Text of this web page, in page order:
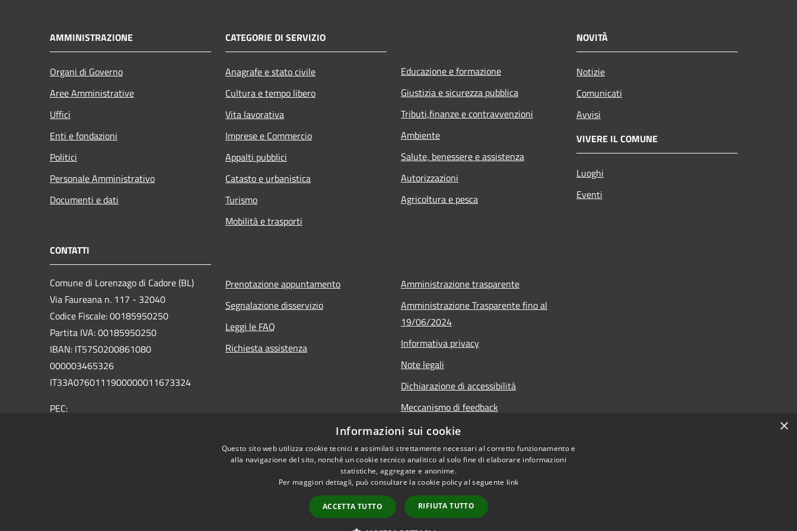
AMMINISTRAZIONE
Organi di Governo
Aree Amministrative
Uffici
Enti e fondazioni
Politici
Personale Amministrativo
Documenti e dati
CATEGORIE DI SERVIZIO
Anagrafe e stato civile
Cultura e tempo libero
Vita lavorativa
Imprese e Commercio
Appalti pubblici
Catasto e urbanistica
Turismo
Mobilità e trasporti
Educazione e formazione
Giustizia e sicurezza pubblica
Tributi,finanze e contravvenzioni
Ambiente
Salute, benessere e assistenza
Autorizzazioni
Agricoltura e pesca
NOVITÀ
Notizie
Comunicati
Avvisi
VIVERE IL COMUNE
Luoghi
Eventi
CONTATTI
Comune di Lorenzago di Cadore (BL)
Via Faureana n. 117 - 32040
Codice Fiscale: 00185950250
Partita IVA: 00185950250
IBAN: IT57S0200861080
000003465326
IT33A0760111900000011673324
PEC:
Prenotazione appuntamento
Segnalazione disservizio
Leggi le FAQ
Richiesta assistenza
Amministrazione trasparente
Amministrazione Trasparente fino al
19/06/2024
Informativa privacy
Note legali
Dichiarazione di accessibilità
Meccanismo di feedback
Copyright © 2026 • Comune di Lorenzago di Cadore • Powered by
×
Informazioni sui cookie
Questo sito web utilizza cookie tecnici e assimilati strettamente necessari al corretto funzionamento e
alla navigazione del sito, nonché un cookie tecnico analitico al solo fine di elaborare informazioni
statistiche, aggregate e anonime.
Per maggiori dettagli, può consultare la cookie policy al seguente link
ACCETTA TUTTO RIFIUTA TUTTO